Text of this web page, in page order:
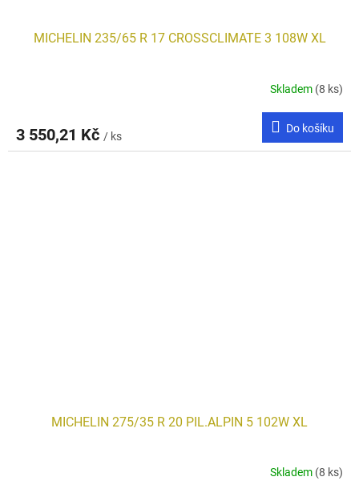
MICHELIN 235/65 R 17 CROSSCLIMATE 3 108W XL
Skladem (8 ks)
3 550,21 Kč / ks
Do košíku
MICHELIN 275/35 R 20 PIL.ALPIN 5 102W XL
Skladem (8 ks)